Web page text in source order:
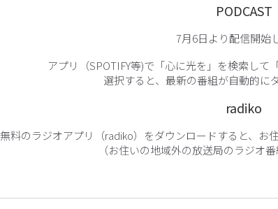
PODCAST
7月6日より配信開始
アプリ（SPOTIFY等)で「心に光を」を検索して
選択すると、最新の番組が自動的に
radiko
無料のラジオアプリ（radiko）をダウンロードすると、お
（お住いの地域外の放送局のラジオ